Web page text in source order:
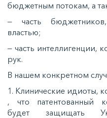
бюджетным потокам, а
— часть
властью;
— часть интеллигенции,
рук.
В нашем конкретном
1. Клинические идиоты,
, что патентованный
будет защищать